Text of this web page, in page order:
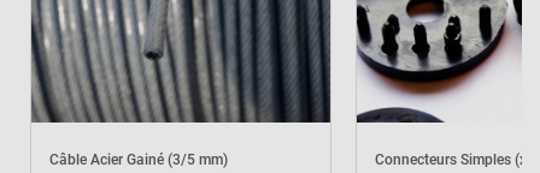
Câble Acier Gainé (3/5 mm) Connecteurs Simples (x